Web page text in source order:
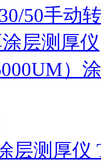
50手动
层测厚仪